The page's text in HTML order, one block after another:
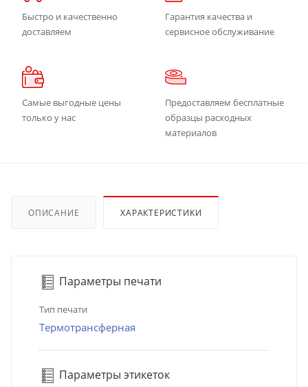
Быстро и качественно
доставляем
Гарантия качества и
сервисное обслуживание
Самые выгодные цены
только у нас
Предоставляем бесплатные
образцы расходных
материалов
ОПИСАНИЕ ХАРАКТЕРИСТИКИ
Параметры печати
Тип печати
Термотрансферная
Параметры этикеток